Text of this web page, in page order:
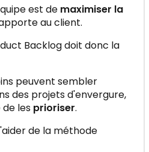
est de maximiser la
au client.
Backlog doit donc la
peuvent sembler
des projets d'envergure,
les prioriser.
de la méthode